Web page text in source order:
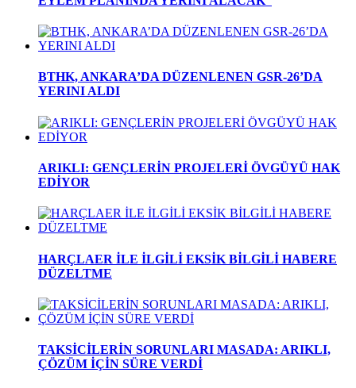
BTHK, ANKARA’DA DÜZENLENEN GSR-26’DA
YERINI ALDI
ARIKLI: GENÇLERİN PROJELERİ ÖVGÜYÜ HAK
EDİYOR
HARÇLAER İLE İLGİLİ EKSİK BİLGİLİ HABERE
DÜZELTME
TAKSİCİLERİN SORUNLARI MASADA: ARIKLI,
ÇÖZÜM İÇİN SÜRE VERDİ